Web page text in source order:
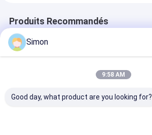
Produits Recommandés
Simon
9:58 AM
Good day, what product are you looking for?